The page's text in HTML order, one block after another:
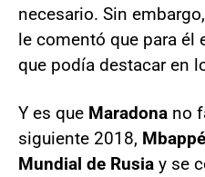
necesario. Sin
le comentó que para él
que podía destacar en
Y es que Maradona no
siguiente 2018,
Mundial de Rusia y se